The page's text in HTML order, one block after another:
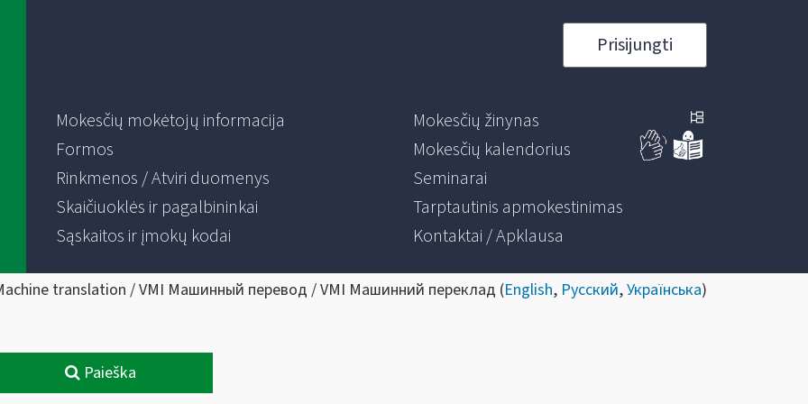
Prisijungti
Mokesčių mokėtojų informacija
Formos
Rinkmenos / Atviri duomenys
Skaičiuoklės ir pagalbininkai
Sąskaitos ir įmokų kodai
Mokesčių žinynas
Mokesčių kalendorius
Seminarai
Tarptautinis apmokestinimas
Kontaktai / Apklausa
translation / VMI Машинный перевод / VMI Машинний переклад (English, Русский,Українська)
Paieška